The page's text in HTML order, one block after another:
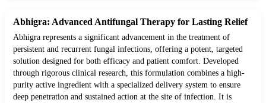
Abhigra: Advanced Antifungal Therapy for Lasting Relief
Abhigra represents a significant advancement in the treatment of
persistent and recurrent fungal infections, offering a potent, targeted
solution designed for both efficacy and patient comfort. Developed
through rigorous clinical research, this formulation combines a high-
purity active ingredient with a specialized delivery system to ensure
deep penetration and sustained action at the site of infection. It is